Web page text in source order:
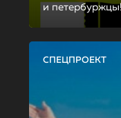
и петербуржцы!
СПЕЦПРОЕКТ